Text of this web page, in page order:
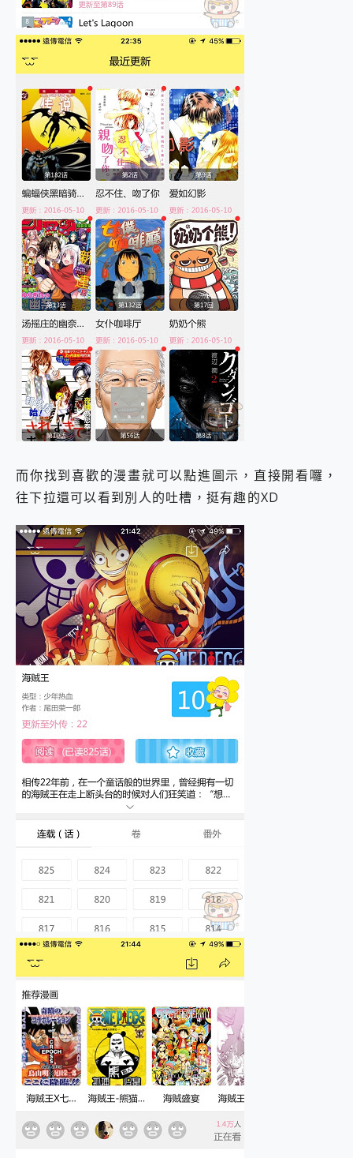
而你找到喜歡的漫畫就可以點進圖示，直接開看囉，
往下拉還可以看到別人的吐槽，挺有趣的XD